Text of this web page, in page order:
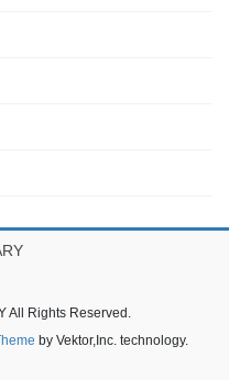
All Rights Reserved.
by Vektor,Inc. technology.